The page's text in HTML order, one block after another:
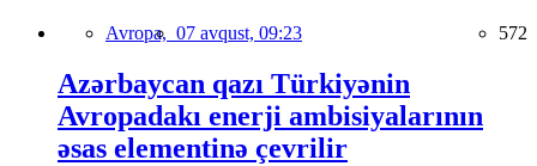
Avropa, 07 avqust, 09:23 572
Azərbaycan qazı Türkiyənin
Avropadakı enerji ambisiyalarının
əsas elementinə çevrilir